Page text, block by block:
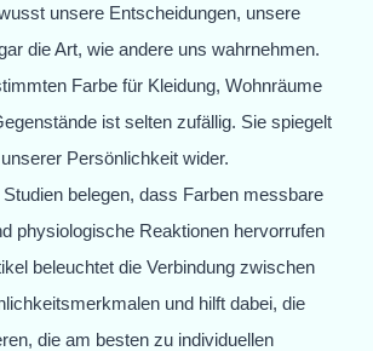
unsere Entscheidungen, unsere
die Art, wie andere uns wahrnehmen.
Farbe für Kleidung, Wohnräume
ist selten zufällig. Sie spiegelt
Persönlichkeit wider.
belegen, dass Farben messbare
physiologische Reaktionen hervorrufen
beleuchtet die Verbindung zwischen
und hilft dabei, die
die am besten zu individuellen